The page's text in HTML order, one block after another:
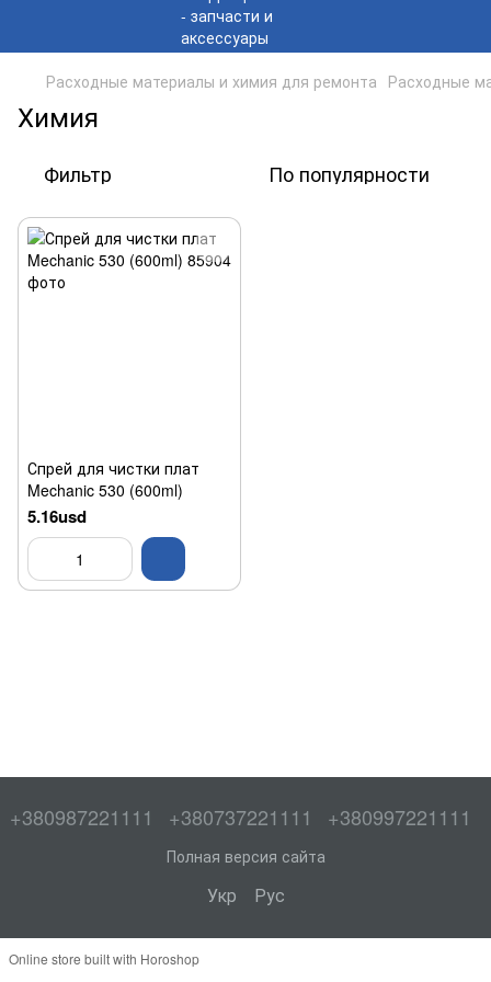
Расходные материалы и химия для ремонта Расходные
Химия
Фильтр По популярности
Спрей для чистки плат
Mechanic 530 (600ml)
5.16usd
+380987221111 +380737221111 +380997221111
Полная версия сайта
Укр Рус
Online store built with Horoshop